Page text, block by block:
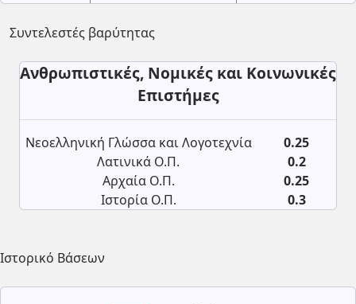
Συντελεστές βαρύτητας
Ανθρωπιστικές, Νομικές και Κοινωνικές
Επιστήμες
Νεοελληνική Γλώσσα και Λογοτεχνία
0.25
Λατινικά Ο.Π.
0.2
Αρχαία Ο.Π.
0.25
Ιστορία Ο.Π.
0.3
Ιστορικό Βάσεων